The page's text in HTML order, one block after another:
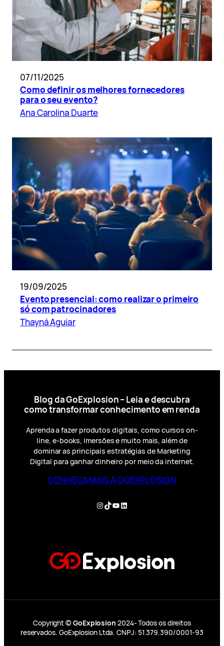
07/11/2025
Como definir os melhores fornecedores
para o seu evento?
Ana Carolina Duarte
19/09/2025
Evento presencial: como realizar o primeiro
só com patrocinadores
Thayná Aguiar
Blog da GoExplosion – Leia e descubra
como transformar conhecimento em renda
Aprenda a fazer produtos digitais, como cursos on-
line, e-books, imersões e muito mais, além de
dominar as principais estratégias de Marketing
Digital para ganhar dinheiro por meio da internet.
CONHEÇA MAIS A GOEXPLOSION
Instagram
TikTok
YouTube
LinkedIn
Copyright © GoExplosion 2024- Todos os direitos
reservados. GoExplosion Ltda. CNPJ: 51.379.390/0001-93